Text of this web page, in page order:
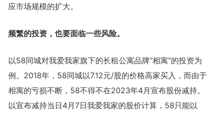
应市场规模的扩大。
频繁的投资，也要面临一些风险。
以58同城对我爱我家旗下的长租公寓品牌“相寓”的投资为
例。2018年，58同城以7.12元/股的价格高家买入，而由于
相寓的亏损不断，58不得不在2023年4月宣布股份减持。
以宣布减持当日4月7日我爱我家的股价计算，58只能以